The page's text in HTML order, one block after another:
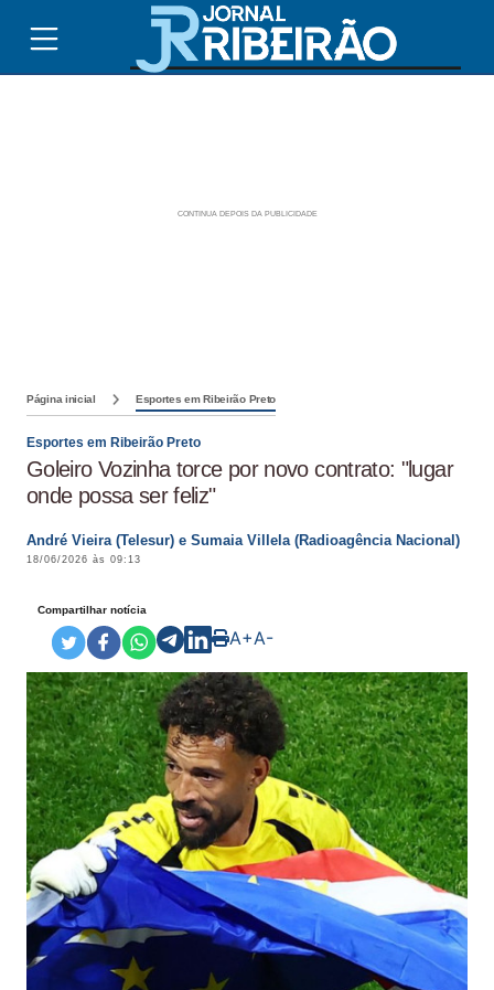
Página inicial Esportes em Ribeirão Preto
Esportes em Ribeirão Preto
Goleiro Vozinha torce por novo contrato: "lugar
onde possa ser feliz"
André Vieira (Telesur) e Sumaia Villela (Radioagência Nacional)
18/06/2026 às 09:13
Compartilhar notícia
A+A-